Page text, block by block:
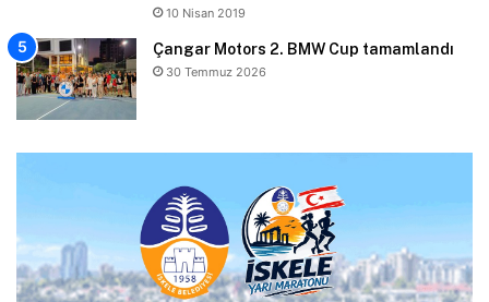
10 Nisan 2019
Çangar Motors 2. BMW Cup tamamlandı
30 Temmuz 2026